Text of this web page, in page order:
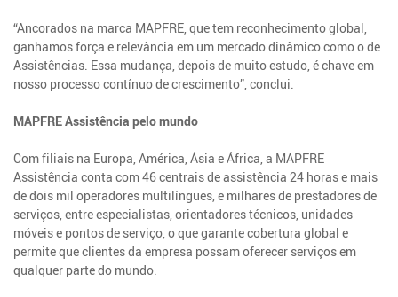
“Ancorados na marca MAPFRE, que tem reconhecimento global,
ganhamos força e relevância em um mercado dinâmico como o de
Assistências. Essa mudança, depois de muito estudo, é chave em
nosso processo contínuo de crescimento”, conclui.
MAPFRE Assistência pelo mundo
Com filiais na Europa, América, Ásia e África, a MAPFRE
Assistência conta com 46 centrais de assistência 24 horas e mais
de dois mil operadores multilíngues, e milhares de prestadores de
serviços, entre especialistas, orientadores técnicos, unidades
móveis e pontos de serviço, o que garante cobertura global e
permite que clientes da empresa possam oferecer serviços em
qualquer parte do mundo.